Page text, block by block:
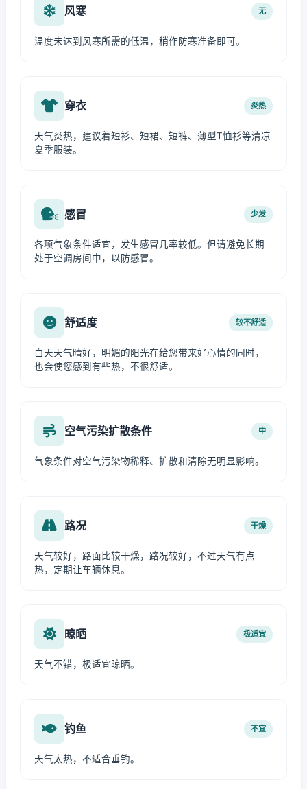
风寒 无
温度未达到风寒所需的低温，稍作防寒准备即可。
穿衣 炎热
天气炎热，建议着短衫、短裙、短裤、薄型T恤衫等清凉
夏季服装。
感冒 少发
各项气象条件适宜，发生感冒几率较低。但请避免长期
处于空调房间中，以防感冒。
舒适度 较不舒适
白天天气晴好，明媚的阳光在给您带来好心情的同时，
也会使您感到有些热，不很舒适。
空气污染扩散条件 中
气象条件对空气污染物稀释、扩散和清除无明显影响。
路况 干燥
天气较好，路面比较干燥，路况较好，不过天气有点
热，定期让车辆休息。
晾晒 极适宜
天气不错，极适宜晾晒。
钓鱼 不宜
天气太热，不适合垂钓。